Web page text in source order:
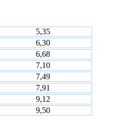
5,35
6,30
6,68
7,10
7,49
7,91
9,12
9,50